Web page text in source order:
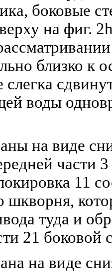
боковые
на фиг.
близко к
слегка
воды
на виде
части
11
шкворня,
туда и
21 боковой
на виде